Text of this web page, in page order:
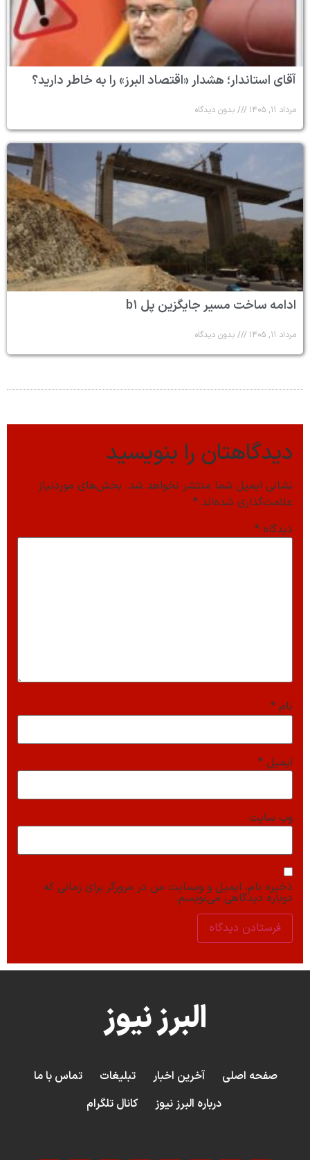
آقای استاندار؛ هشدار «اقتصاد البرز» را به خاطر دارید؟
مرداد ۱۱, ۱۴۰۵ بدون دیدگاه
ادامه ساخت مسیر جایگزین پل b۱
مرداد ۱۱, ۱۴۰۵ بدون دیدگاه
دیدگاهتان را بنویسید
نشانی ایمیل شما منتشر نخواهد شد. بخش‌های موردنیاز
علامت‌گذاری شده‌اند *
دیدگاه *
نام *
ایمیل *
وب‌ سایت
ذخیره نام، ایمیل و وبسایت من در مرورگر برای زمانی که
دوباره دیدگاهی می‌نویسم.
البرز نیوز
صفحه اصلی آخرین اخبار تبلیغات
تماس با ما
درباره البرز نیوز
کانال تلگرام